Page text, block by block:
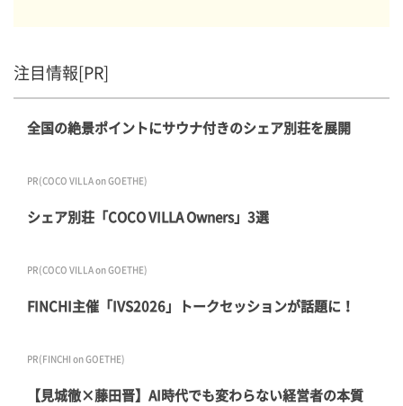
注目情報[PR]
全国の絶景ポイントにサウナ付きのシェア別荘を展開
PR(COCO VILLA on GOETHE)
シェア別荘「COCO VILLA Owners」3選
PR(COCO VILLA on GOETHE)
FINCHI主催「IVS2026」トークセッションが話題に！
PR(FINCHI on GOETHE)
【見城徹×藤田晋】AI時代でも変わらない経営者の本質